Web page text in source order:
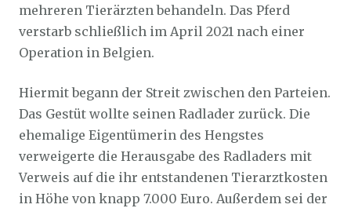
mehreren Tierärzten behandeln. Das Pferd
verstarb schließlich im April 2021 nach einer
Operation in Belgien.
Hiermit begann der Streit zwischen den Parteien.
Das Gestüt wollte seinen Radlader zurück. Die
ehemalige Eigentümerin des Hengstes
verweigerte die Herausgabe des Radladers mit
Verweis auf die ihr entstandenen Tierarztkosten
in Höhe von knapp 7.000 Euro. Außerdem sei der